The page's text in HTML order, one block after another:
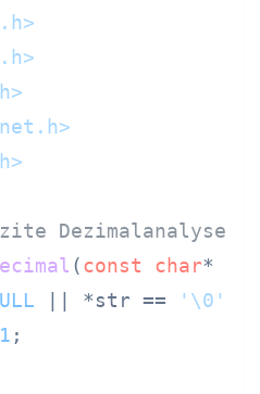
Dezimalanalyse
(const char*
|| *str == '\0'
;